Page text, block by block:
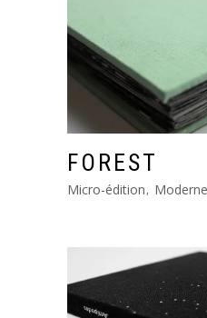
FOREST
Micro-édition Moderne